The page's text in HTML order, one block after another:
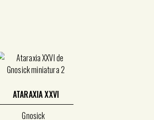
ATARAXIA XXVI
Gnosick